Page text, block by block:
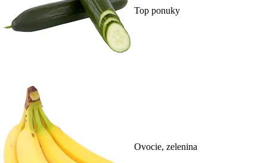
Top ponuky
Ovocie, zelenina